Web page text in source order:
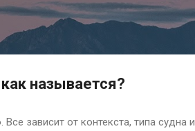
называется?
зависит от контекста, типа судна и